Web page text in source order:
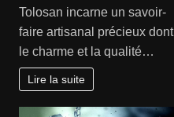
Tolosan incarne un savoir-
faire artisanal précieux dont
le charme et la qualité…
Lire la suite